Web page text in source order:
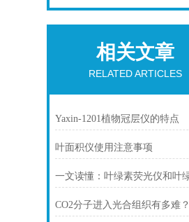
相关文章
RELATED ARTICLES
Yaxin-1201植物冠层仪的特点
叶面积仪使用注意事项
CO2分子进入光合组织有多难？